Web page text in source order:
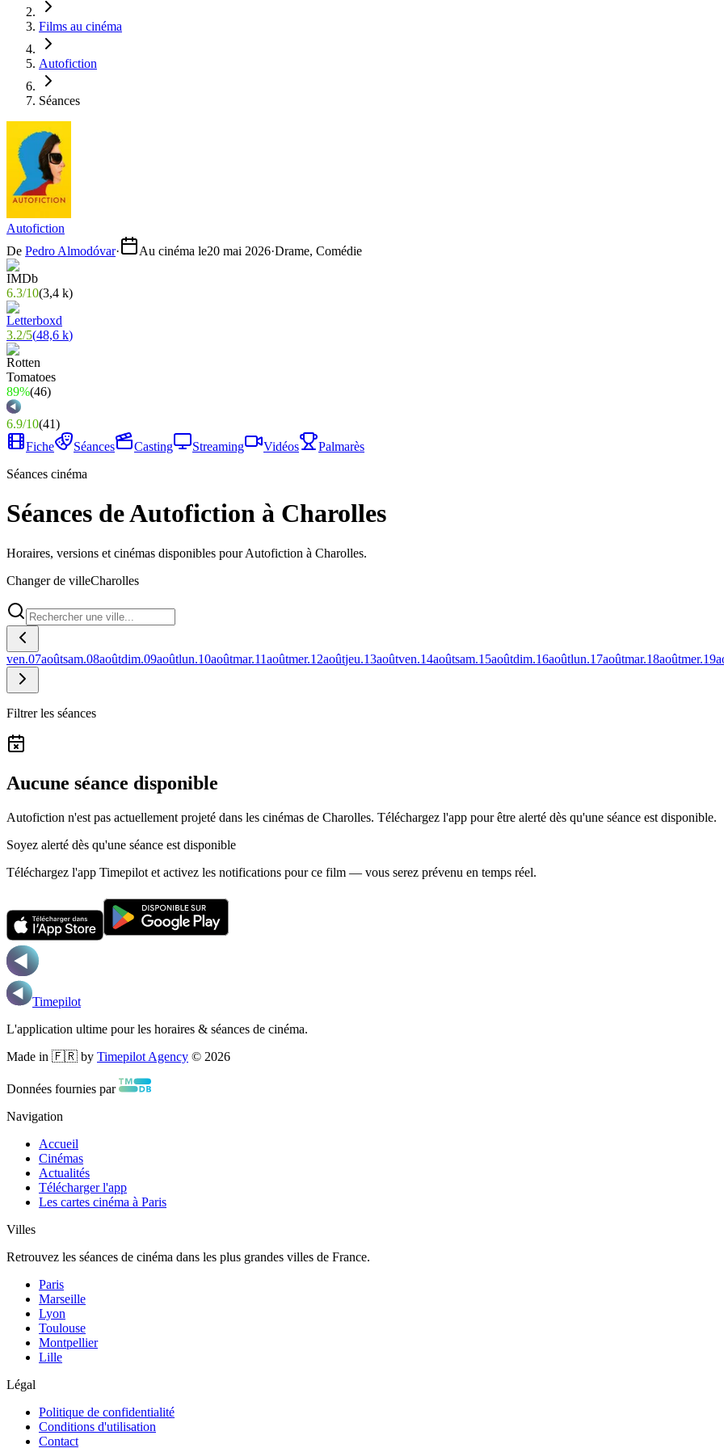
Films au cinéma
Autofiction
Séances
Autofiction
De Pedro Almodóvar· Au cinéma le20 mai 2026·Drame, Comédie
6.3/10(3,4 k)
3.2/5(48,6 k)
89%(46)
6.9/10(41)
Fiche
Séances Casting Streaming Vidéos
Palmarès
Séances cinéma
Séances de Autofiction à Charolles
Horaires, versions et cinémas disponibles pour Autofiction à Charolles.
Changer de villeCharolles
ven.07aoûtsam.08aoûtdim.09aoûtlun.10aoûtmar.11aoûtmer.12aoûtjeu.13aoûtven.14aoûtsam.15aoûtdim.16aoûtlun.17aoûtmar.18aoûtmer.19
Filtrer les séances
Aucune séance disponible
Autofiction n'est pas actuellement projeté dans les cinémas de Charolles. Téléchargez l'app pour être alerté dès qu'une séance est disponible.
Soyez alerté dès qu'une séance est disponible
Téléchargez l'app Timepilot et activez les notifications pour ce film — vous serez prévenu en temps réel.
Timepilot
L'application ultime pour les horaires & séances de cinéma.
Made in 🇫🇷 by Timepilot Agency © 2026
Données fournies par
Navigation
Accueil
Cinémas
Actualités
Télécharger l'app
Les cartes cinéma à Paris
Villes
Retrouvez les séances de cinéma dans les plus grandes villes de France.
Paris
Marseille
Lyon
Toulouse
Montpellier
Lille
Légal
Politique de confidentialité
Conditions d'utilisation
Contact